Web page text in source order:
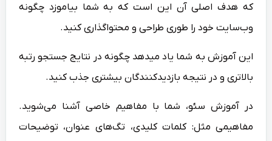
که هدف اصلی آن این است که به شما بیاموزد چگونه
وب‌سایت خود را طوری طراحی و محتواگذاری کنید.
این آموزش به شما یاد میدهد چگونه در نتایج جستجو رتبه
بالاتری و در نتیجه بازدیدکنندگان بیشتری جذب کنید.
در آموزش سئو، شما با مفاهیم خاصی آشنا می‌شوید.
مفاهیمی مثل: کلمات کلیدی، تگ‌های عنوان، توضیحات